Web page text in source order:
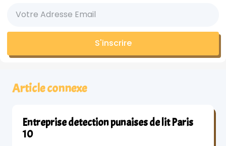
S'inscrire
Article connexe
Entreprise detection punaises de lit Paris
10